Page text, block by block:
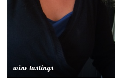
wine tastings